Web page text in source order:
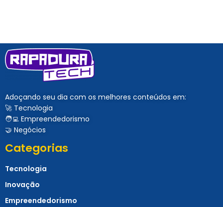
Adoçando seu dia com os melhores conteúdos em:
🚀 Tecnologia
🧑‍💻 Empreendedorismo
🤝 Negócios
Categorias
Tecnologia
Inovação
Empreendedorismo